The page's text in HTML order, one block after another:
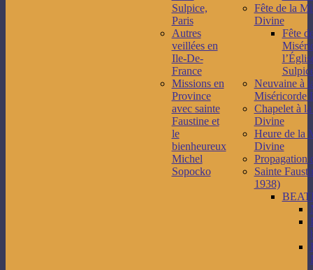
Sulpice,
Paris
Autres
veillées en
Ile-De-
France
Missions en
Province
avec sainte
Faustine et
le
bienheureux
Michel
Sopocko
Fête de la
Divine
Fête
Neuvaine à
Miséricorde
Chapelet à
Divine
Heure de la
Divine
Propagation
Sainte
1938)